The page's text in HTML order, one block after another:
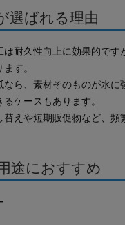
選ばれる理由
は耐久性向上に効果的です
す。
なら、素材そのものが水に
ケースもあります。
替えや短期販促物など、頻
途におすすめ